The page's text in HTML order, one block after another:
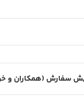
سفارش (همکاران و